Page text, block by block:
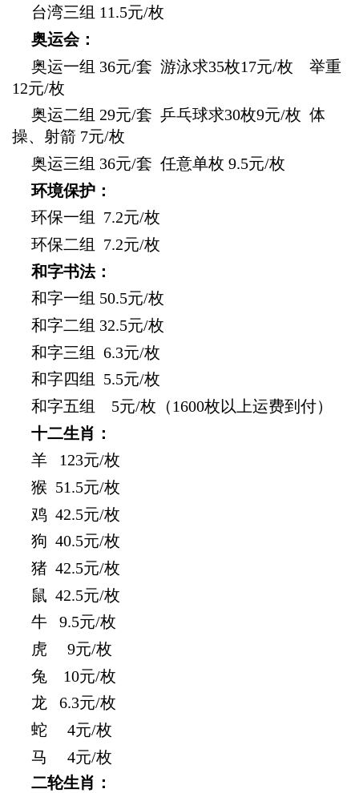
台湾三组 11.5元/枚
奥运会：
奥运一组 36元/套 游泳求35枚17元/枚 举重
12元/枚
奥运二组 29元/套 乒乓球求30枚9元/枚 体
操、射箭 7元/枚
奥运三组 36元/套 任意单枚 9.5元/枚
环境保护：
环保一组 7.2元/枚
环保二组 7.2元/枚
和字书法：
和字一组 50.5元/枚
和字二组 32.5元/枚
和字三组 6.3元/枚
和字四组 5.5元/枚
和字五组
5元/枚（1600枚以上运费到付）
十二生肖：
羊 123元/枚
猴 51.5元/枚
鸡 42.5元/枚
狗 40.5元/枚
猪 42.5元/枚
鼠 42.5元/枚
牛 9.5元/枚
虎 9元/枚
兔 10元/枚
龙 6.3元/枚
蛇 4元/枚
马 4元/枚
二轮生肖：